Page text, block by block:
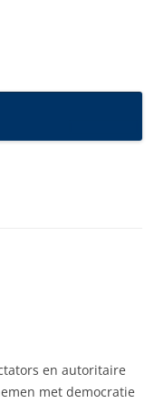
en autoritaire
met democratie